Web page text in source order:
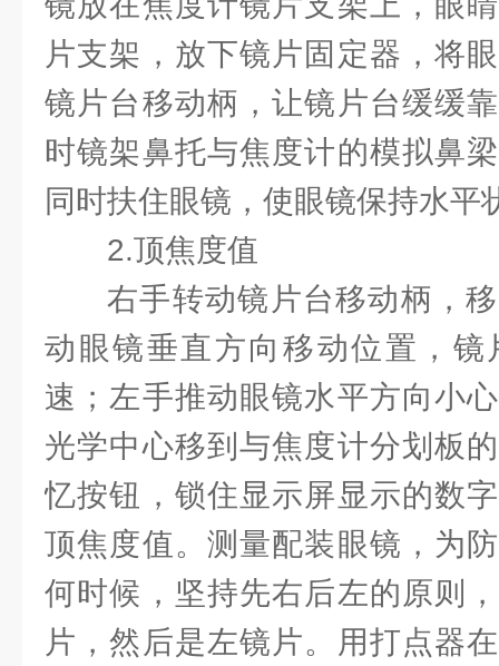
片支架，放下镜片固定器，将
镜片台移动柄，让镜片台缓缓
时镜架鼻托与焦度计的模拟鼻
同时扶住眼镜，使眼镜保持水平
2.顶焦度值
右手转动镜片台移动柄，
动眼镜垂直方向移动位置，镜
速；左手推动眼镜水平方向小
光学中心移到与焦度计分划板
忆按钮，锁住显示屏显示的数
顶焦度值。测量配装眼镜，为
何时候，坚持先右后左的原则
片，然后是左镜片。用打点器